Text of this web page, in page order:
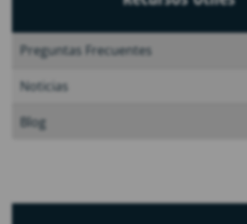
Preguntas Frecuentes
Noticias
Blog